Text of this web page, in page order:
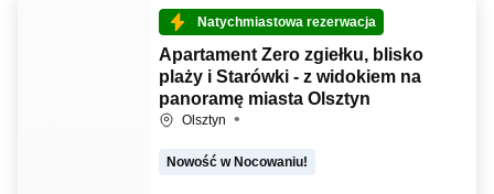
Natychmiastowa rezerwacja
Apartament Zero zgiełku, blisko
plaży i Starówki - z widokiem na
panoramę miasta Olsztyn
Olsztyn
Nowość w Nocowaniu!